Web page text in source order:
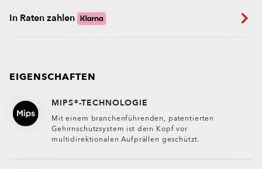
In Raten zahlen
EIGENSCHAFTEN
MIPS®-TECHNOLOGIE
Mit einem branchenführenden, patentierten
Gehirnschutzsystem ist dein Kopf vor
multidirektionalen Aufprällen geschützt.